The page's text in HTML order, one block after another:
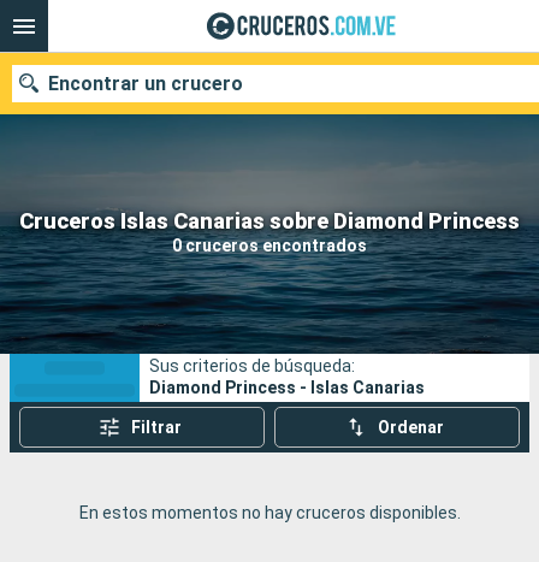
Cruceros Islas Canarias sobre Diamond Princess
0 cruceros encontrados
Encontrar un crucero
Nuestros destinos
Fecha de salida
Puertos Compañías
Buscar
Sus criterios de búsqueda:
Diamond Princess - Islas Canarias
Filtrar Ordenar
En estos momentos no hay cruceros disponibles.